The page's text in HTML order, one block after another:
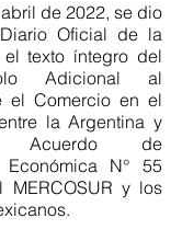
de 2022, se dio
Oficial de la
el texto íntegro del
Adicional al
el Comercio en el
la Argentina y
Acuerdo de
Económica N° 55
MERCOSUR y los